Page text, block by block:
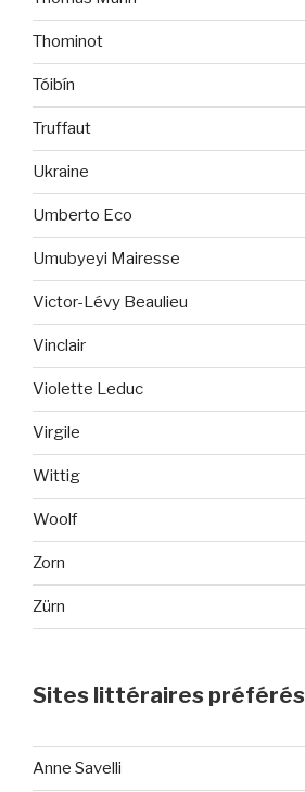
Thominot
Tóibín
Truffaut
Ukraine
Umberto Eco
Umubyeyi Mairesse
Victor-Lévy Beaulieu
Vinclair
Violette Leduc
Virgile
Wittig
Woolf
Zorn
Zürn
Sites littéraires préférés
Anne Savelli